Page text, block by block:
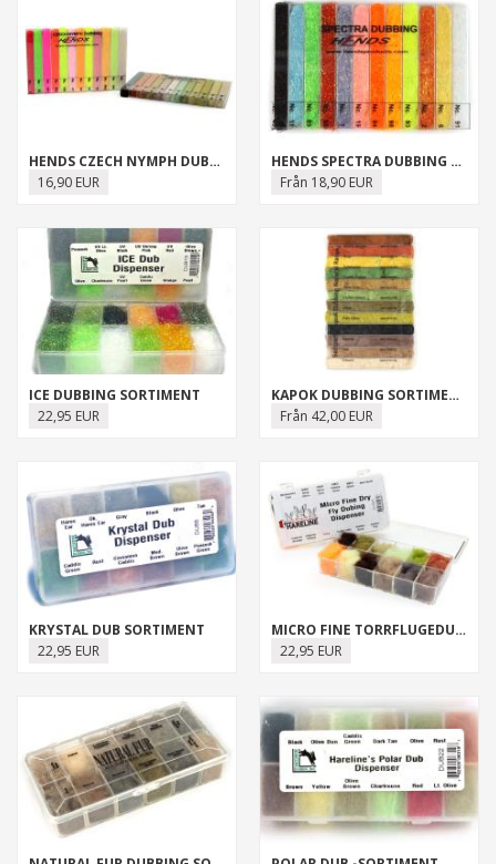
HENDS CZECH NYMPH DUBBING SORTIMENT
16,90 EUR
HENDS SPECTRA DUBBING SORTIMENT
Från 18,90 EUR
ICE DUBBING SORTIMENT
22,95 EUR
KAPOK DUBBING SORTIMENT
Från 42,00 EUR
KRYSTAL DUB SORTIMENT
22,95 EUR
MICRO FINE TORRFLUGEDUBBING -SORTIMENT
22,95 EUR